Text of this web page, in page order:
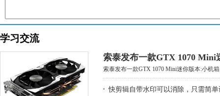
学习交流
索泰发布一款GTX 1070 Mini
索泰发布一款GTX 1070 Mini迷你版本:小机
快剪辑自带水印可以消除，只需简单